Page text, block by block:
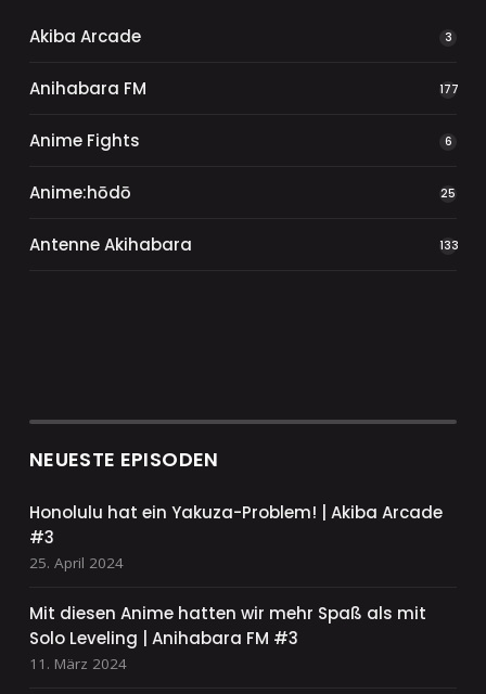
Akiba Arcade 3
Anihabara FM 177
Anime Fights 6
Anime:hōdō 25
Antenne Akihabara 133
NEUESTE EPISODEN
Honolulu hat ein Yakuza-Problem! | Akiba Arcade
#3
25. April 2024
Mit diesen Anime hatten wir mehr Spaß als mit
Solo Leveling | Anihabara FM #3
11. März 2024